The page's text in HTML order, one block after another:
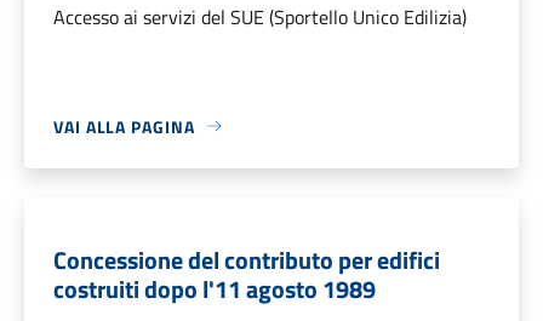
Accesso ai servizi del SUE (Sportello Unico Edilizia)
VAI ALLA PAGINA
Concessione del contributo per edifici
costruiti dopo l'11 agosto 1989